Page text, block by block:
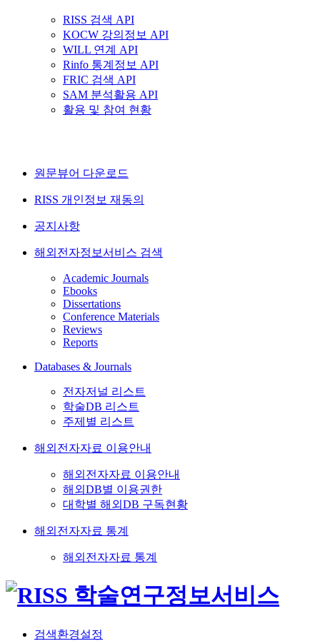
RISS 검색 API
KOCW 강의정보 API
WILL 연계 API
Rinfo 통계정보 API
FRIC 검색 API
SAM 분석활용 API
활용 및 참여 현황
원문뷰어 다운로드
RISS 개인정보 재동의
공지사항
해외전자정보서비스 검색
Academic Journals
Ebooks
Dissertations
Conference Materials
Reviews
Reports
Databases & Journals
전자저널 리스트
학술DB 리스트
주제별 리스트
해외전자자료 이용안내
해외전자자료 이용안내
해외DB별 이용권한
대학별 해외DB 구독현황
해외전자자료 통계
해외전자자료 통계
검색환경설정